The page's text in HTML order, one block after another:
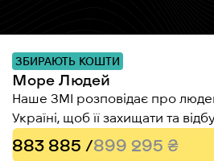
ЗБИРАЮТЬ КОШТИ
Море Людей
Наше ЗМІ розповідає про людей, які залишились в
Україні, щоб її захищати та
883 885 /899 295 ₴